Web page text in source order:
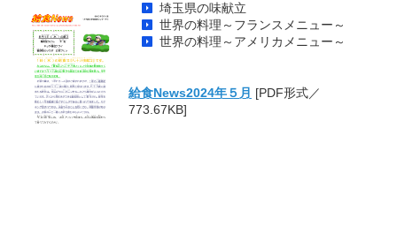
埼玉県の味献立
世界の料理～フランスメニュー～
世界の料理～アメリカメニュー～
給食News2024年５月 [PDF形式／
773.67KB]